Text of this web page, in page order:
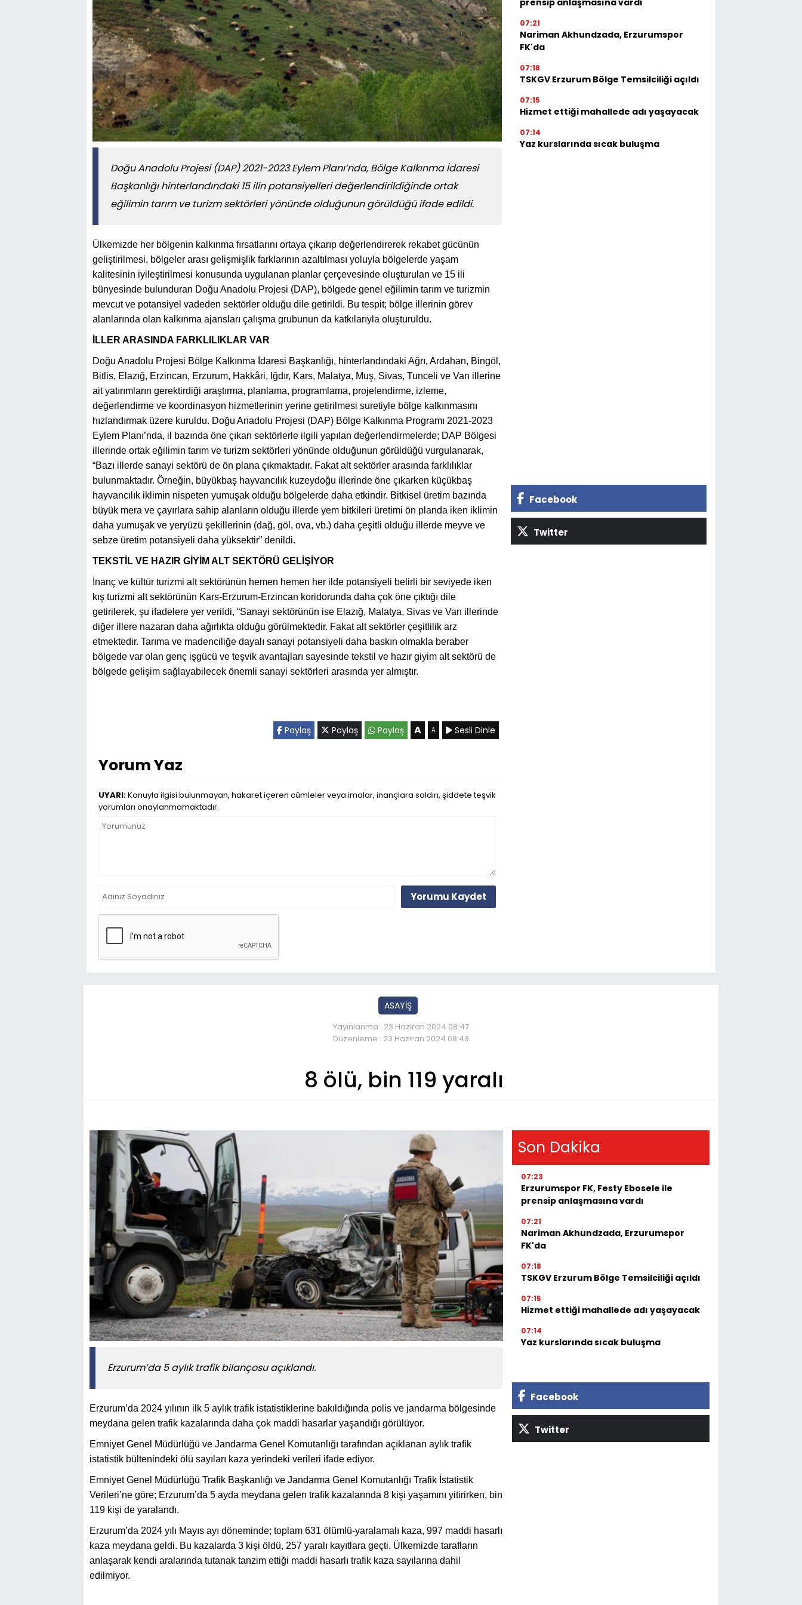
Doğu Anadolu Projesi (DAP) 2021-2023 Eylem Planı’nda, Bölge Kalkınma İdaresi
Başkanlığı hinterlandındaki 15 ilin potansiyelleri değerlendirildiğinde ortak
eğilimin tarım ve turizm sektörleri yönünde olduğunun görüldüğü ifade edildi.
Ülkemizde her bölgenin kalkınma fırsatlarını ortaya çıkarıp değerlendirerek rekabet gücünün
geliştirilmesi, bölgeler arası gelişmişlik farklarının azaltılması yoluyla bölgelerde yaşam
kalitesinin iyileştirilmesi konusunda uygulanan planlar çerçevesinde oluşturulan ve 15 ili
bünyesinde bulunduran Doğu Anadolu Projesi (DAP), bölgede genel eğilimin tarım ve turizmin
mevcut ve potansiyel vadeden sektörler olduğu dile getirildi. Bu tespit; bölge illerinin görev
alanlarında olan kalkınma ajansları çalışma grubunun da katkılarıyla oluşturuldu.
İLLER ARASINDA FARKLILIKLAR VAR
Doğu Anadolu Projesi Bölge Kalkınma İdaresi Başkanlığı, hinterlandındaki Ağrı, Ardahan, Bingöl,
Bitlis, Elazığ, Erzincan, Erzurum, Hakkâri, Iğdır, Kars, Malatya, Muş, Sivas, Tunceli ve Van illerine
ait yatırımların gerektirdiği araştırma, planlama, programlama, projelendirme, izleme,
değerlendirme ve koordinasyon hizmetlerinin yerine getirilmesi suretiyle bölge kalkınmasını
hızlandırmak üzere kuruldu. Doğu Anadolu Projesi (DAP) Bölge Kalkınma Programı 2021-2023
Eylem Planı’nda, il bazında öne çıkan sektörlerle ilgili yapılan değerlendirmelerde; DAP Bölgesi
illerinde ortak eğilimin tarım ve turizm sektörleri yönünde olduğunun görüldüğü vurgulanarak,
“Bazı illerde sanayi sektörü de ön plana çıkmaktadır. Fakat alt sektörler arasında farklılıklar
bulunmaktadır. Örneğin, büyükbaş hayvancılık kuzeydoğu illerinde öne çıkarken küçükbaş
hayvancılık iklimin nispeten yumuşak olduğu bölgelerde daha etkindir. Bitkisel üretim bazında
büyük mera ve çayırlara sahip alanların olduğu illerde yem bitkileri üretimi ön planda iken iklimin
daha yumuşak ve yeryüzü şekillerinin (dağ, göl, ova, vb.) daha çeşitli olduğu illerde meyve ve
sebze üretim potansiyeli daha yüksektir” denildi.
TEKSTİL VE HAZIR GİYİM ALT SEKTÖRÜ GELİŞİYOR
İnanç ve kültür turizmi alt sektörünün hemen hemen her ilde potansiyeli belirli bir seviyede iken
kış turizmi alt sektörünün Kars-Erzurum-Erzincan koridorunda daha çok öne çıktığı dile
getirilerek, şu ifadelere yer verildi, “Sanayi sektörünün ise Elazığ, Malatya, Sivas ve Van illerinde
diğer illere nazaran daha ağırlıkta olduğu görülmektedir. Fakat alt sektörler çeşitlilik arz
etmektedir. Tarıma ve madenciliğe dayalı sanayi potansiyeli daha baskın olmakla beraber
bölgede var olan genç işgücü ve teşvik avantajları sayesinde tekstil ve hazır giyim alt sektörü de
bölgede gelişim sağlayabilecek önemli sanayi sektörleri arasında yer almıştır.
Paylaş Paylaş Paylaş A A Sesli Dinle
Yorum Yaz
UYARI:Konuyla ilgisi bulunmayan, hakaret içeren cümleler veya imalar, inançlara saldırı, şiddete teşvik
yorumları onaylanmamaktadır.
Yorumu Kaydet
prensip anlaşmasına vardı
07:21
Nariman Akhundzada, Erzurumspor
FK'da
07:18
TSKGV Erzurum Bölge Temsilciliği açıldı
07:15
Hizmet ettiği mahallede adı yaşayacak
07:14
Yaz kurslarında sıcak buluşma
Facebook
Twitter
ASAYİŞ
Yayınlanma : 23 Haziran 2024 08:47
Düzenleme : 23 Haziran 2024 08:49
8 ölü, bin 119 yaralı
Erzurum’da 5 aylık trafik bilançosu açıklandı.
Erzurum’da 2024 yılının ilk 5 aylık trafik istatistiklerine bakıldığında polis ve jandarma bölgesinde
meydana gelen trafik kazalarında daha çok maddi hasarlar yaşandığı görülüyor.
Emniyet Genel Müdürlüğü ve Jandarma Genel Komutanlığı tarafından açıklanan aylık trafik
istatistik bültenindeki ölü sayıları kaza yerindeki verileri ifade ediyor.
Emniyet Genel Müdürlüğü Trafik Başkanlığı ve Jandarma Genel Komutanlığı Trafik İstatistik
Verileri’ne göre; Erzurum’da 5 ayda meydana gelen trafik kazalarında 8 kişi yaşamını yitirirken, bin
119 kişi de yaralandı.
Erzurum’da 2024 yılı Mayıs ayı döneminde; toplam 631 ölümlü-yaralamalı kaza, 997 maddi hasarlı
kaza meydana geldi. Bu kazalarda 3 kişi öldü, 257 yaralı kayıtlara geçti. Ülkemizde tarafların
anlaşarak kendi aralarında tutanak tanzim ettiği maddi hasarlı trafik kaza sayılarına dahil
edilmiyor.
Son Dakika
07:23
Erzurumspor FK, Festy Ebosele ile
prensip anlaşmasına vardı
07:21
Nariman Akhundzada, Erzurumspor
FK'da
07:18
TSKGV Erzurum Bölge Temsilciliği açıldı
07:15
Hizmet ettiği mahallede adı yaşayacak
07:14
Yaz kurslarında sıcak buluşma
Facebook
Twitter